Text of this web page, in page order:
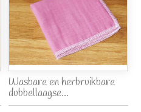
Wasbare en herbruikbare
dubbellaagse...